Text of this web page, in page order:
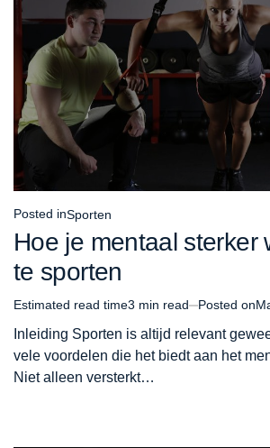
Posted inSporten
Hoe je mentaal sterker
te sporten
Estimated read time3 min read Posted on
Inleiding Sporten is altijd relevant
vele voordelen die het biedt aan het
Niet alleen versterkt…